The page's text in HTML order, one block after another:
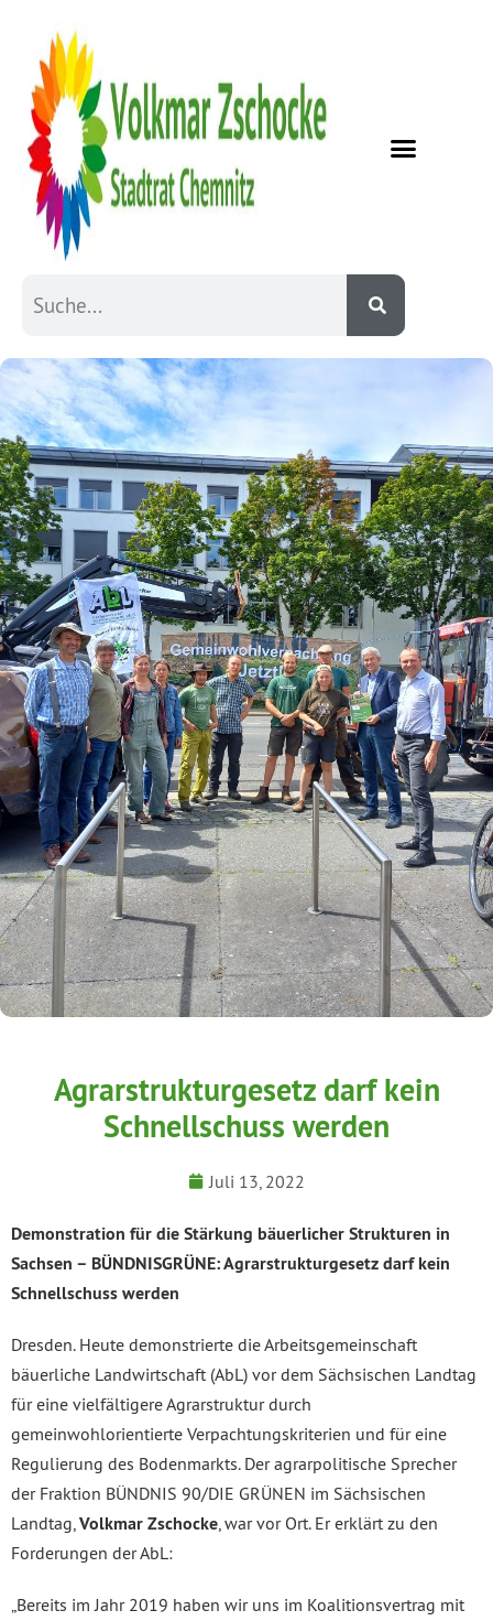
Agrarstrukturgesetz darf kein
Schnellschuss werden
Juli 13, 2022
Demonstration für die Stärkung bäuerlicher Strukturen in
Sachsen – BÜNDNISGRÜNE: Agrarstrukturgesetz darf kein
Schnellschuss werden
Dresden. Heute demonstrierte die Arbeitsgemeinschaft
bäuerliche Landwirtschaft (AbL) vor dem Sächsischen Landtag
für eine vielfältigere Agrarstruktur durch
gemeinwohlorientierte Verpachtungskriterien und für eine
Regulierung des Bodenmarkts. Der agrarpolitische Sprecher
der Fraktion BÜNDNIS 90/DIE GRÜNEN im Sächsischen
Landtag, Volkmar Zschocke , war vor Ort. Er erklärt zu den
Forderungen der AbL:
„Bereits im Jahr 2019 haben wir uns im Koalitionsvertrag mit